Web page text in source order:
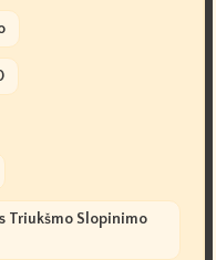
Triukšmo Slopinimo